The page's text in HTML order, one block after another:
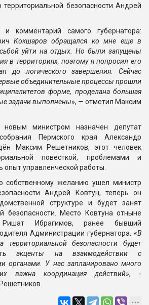
безопасности Андрей
и комментарий самого губернатора:
Кокшаров обращался ко мне еще в
уйти на отдых. Но были запущены
в территориях, поэтому я попросил его
до логического завершения. Сейчас
объединительные процессы прошли
форме, проделана большая
задачи выполнены», — отметил Максим
министром назначен депутат
Пермского края Александр
Максим Решетников, этот человек
повесткой, проблемами и
опыт управленческой работы.
собственному желанию ушел министр
Андрей Ковтун, теперь он
структуре и будет занят
безопасности. Место Ковтуна отныне
Ибрагимов, ранее бывший
Администрации губернатора. «В
территориальной безопасности будет
акценты на взаимодействии с
органами. У нас запланировано много
важна координация действий», -